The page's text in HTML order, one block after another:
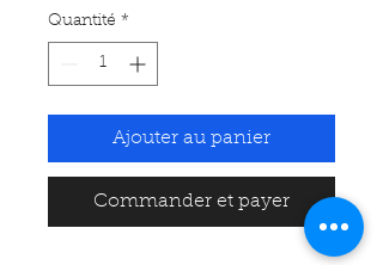
Quantité *
Ajouter au panier
Commander et payer